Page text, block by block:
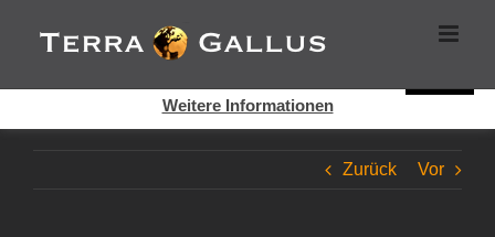
Inhalt
springen
Zurück Vor
Cookies helfen auf auf dieser Seite bei der Bereitstellung der
Dienste. Durch die Nutzung dieser Webseite erklären Sie sich
Weitere Informationen